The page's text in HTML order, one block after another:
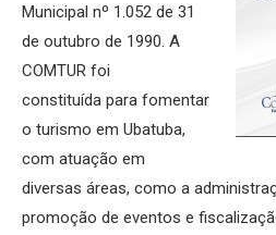
Municipal nº 1.052 de 31
de outubro de 1990. A
COMTUR foi
constituída para fomentar
o turismo em Ubatuba,
com atuação em
diversas áreas, como a
promoção de eventos e